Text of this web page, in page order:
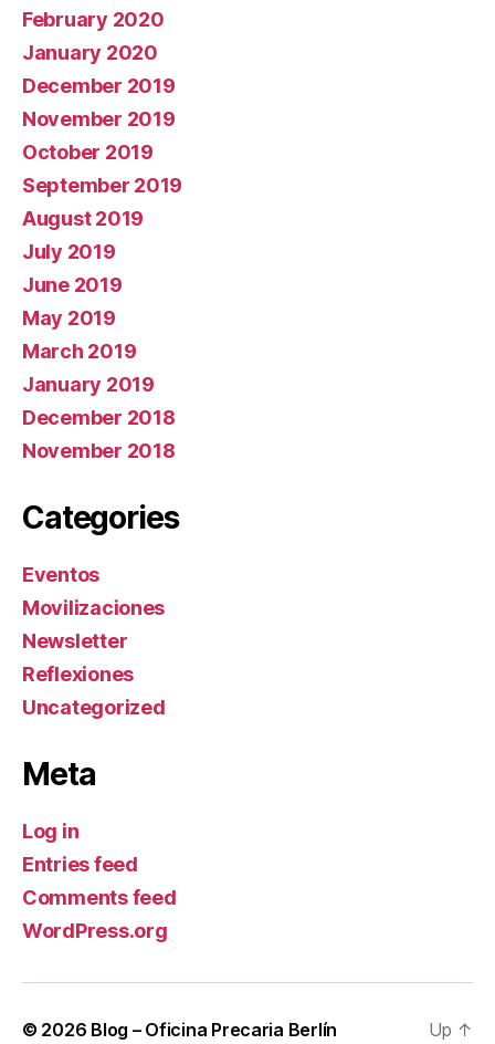
February 2020
January 2020
December 2019
November 2019
October 2019
September 2019
August 2019
July 2019
June 2019
May 2019
March 2019
January 2019
December 2018
November 2018
Categories
Eventos
Movilizaciones
Newsletter
Reflexiones
Uncategorized
Meta
Log in
Entries feed
Comments feed
WordPress.org
© 2026 Blog – Oficina Precaria Berlín Up ↑